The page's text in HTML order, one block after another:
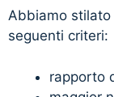
Abbiamo
seguenti criteri:
rapporto